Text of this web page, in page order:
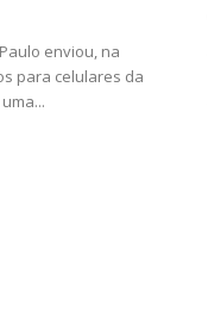
enviou, na
para celulares da